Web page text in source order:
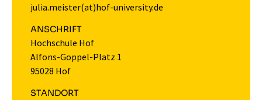
julia.meister(at)hof-university.de
ANSCHRIFT
Hochschule Hof
Alfons-Goppel-Platz 1
95028 Hof
STANDORT